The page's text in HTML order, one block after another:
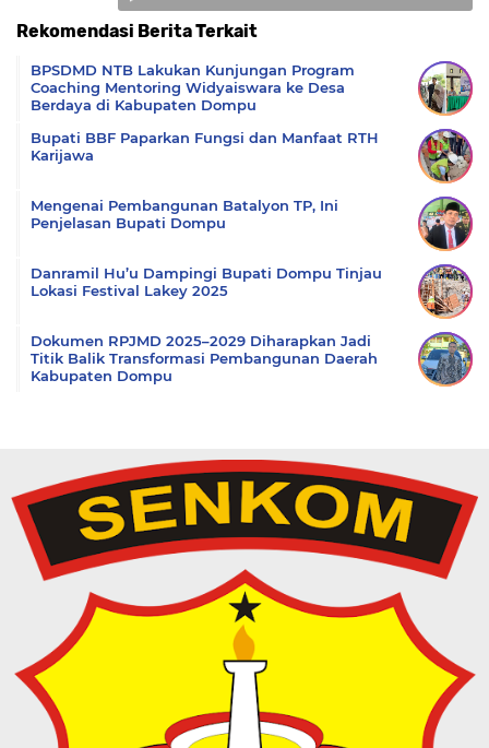
Rekomendasi Berita Terkait
BPSDMD NTB Lakukan Kunjungan Program
Coaching Mentoring Widyaiswara ke Desa
Berdaya di Kabupaten Dompu
Bupati BBF Paparkan Fungsi dan Manfaat RTH
Karijawa
Mengenai Pembangunan Batalyon TP, Ini
Penjelasan Bupati Dompu
Danramil Hu’u Dampingi Bupati Dompu Tinjau
Lokasi Festival Lakey 2025
Dokumen RPJMD 2025–2029 Diharapkan Jadi
Titik Balik Transformasi Pembangunan Daerah
Kabupaten Dompu